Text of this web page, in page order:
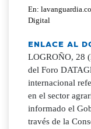
En:
Digital
ENLACE AL
LOGROÑO, 28
del Foro
internacional
en el sector
informado el
través de la